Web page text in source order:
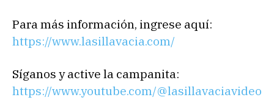
Para más información, ingrese aquí:
https://www.lasillavacia.com/
Síganos y active la campanita:
https://www.youtube.com/@lasillavaciavideo